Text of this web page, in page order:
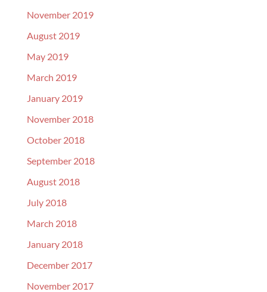
November 2019
August 2019
May 2019
March 2019
January 2019
November 2018
October 2018
September 2018
August 2018
July 2018
March 2018
January 2018
December 2017
November 2017